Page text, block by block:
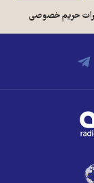
حریم خصوصی